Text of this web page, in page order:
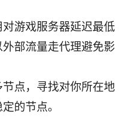
游戏服务器延迟最低
部流量走代理避免影
点，寻找对你所在地
的节点。